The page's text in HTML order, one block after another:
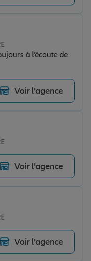
à l’écoute de
Voir l'agence
Voir l'agence
Voir l'agence